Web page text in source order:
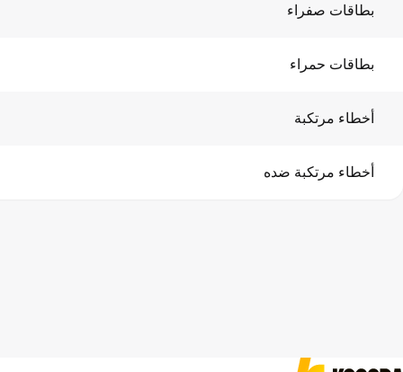
بطاقات صفراء
بطاقات حمراء
أخطاء مرتكبة
أخطاء مرتكبة ضده